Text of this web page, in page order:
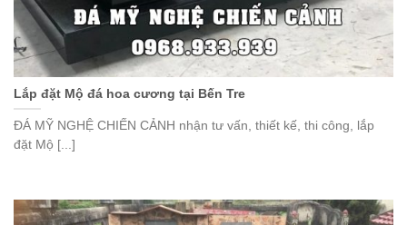
Lắp đặt Mộ đá hoa cương tại Bến Tre
ĐÁ MỸ NGHỆ CHIẾN CẢNH nhận tư vấn, thiết kế, thi công, lắp
đặt Mộ [...]